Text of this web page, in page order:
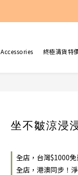
Accessories 終極清貨特
坐不皺涼浸
全店，台灣$1000免
全店，港澳同步！